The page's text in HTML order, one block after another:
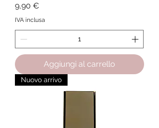
Prezzo
9,90 €
IVA inclusa
Aggiungi al carrello
Nuovo arrivo